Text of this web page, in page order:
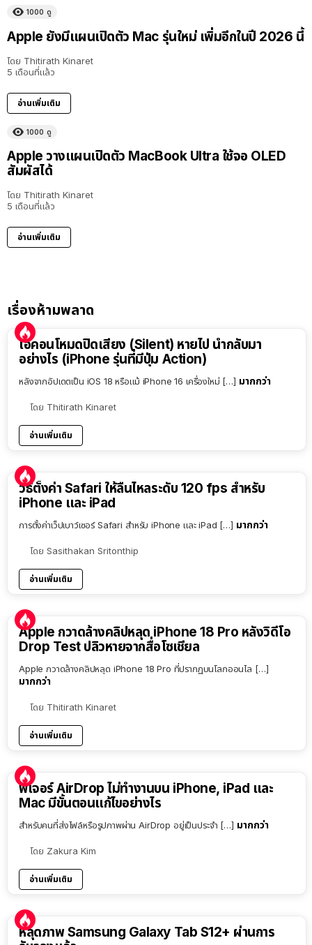
1000 ดู
Apple ยังมีแผนเปิดตัว Mac รุ่นใหม่ เพิ่มอีกในปี 2026 นี้
โดย Thitirath Kinaret
5 เดือนที่แล้ว
อ่านเพิ่มเติม
1000 ดู
Apple วางแผนเปิดตัว MacBook Ultra ใช้จอ OLED
สัมผัสได้
โดย Thitirath Kinaret
5 เดือนที่แล้ว
อ่านเพิ่มเติม
เรื่องห้ามพลาด
ไอคอนโหมดปิดเสียง (Silent) หายไป นำกลับมา
อย่างไร (iPhone รุ่นที่มีปุ่ม Action)
หลังจากอัปเดตเป็น iOS 18 หรือแม้ iPhone 16 เครื่องใหม่ […] มากกว่า
โดย Thitirath Kinaret
อ่านเพิ่มเติม
วิธีตั้งค่า Safari ให้ลื่นไหลระดับ 120 fps สำหรับ
iPhone และ iPad
การตั้งค่าเว็ปเบาว์เซอร์ Safari สำหรับ iPhone และ iPad […] มากกว่า
โดย Sasithakan Sritonthip
อ่านเพิ่มเติม
Apple กวาดล้างคลิปหลุด iPhone 18 Pro หลังวิดีโอ
Drop Test ปลิวหายจากสื่อโซเชียล
Apple กวาดล้างคลิปหลุด iPhone 18 Pro ที่ปรากฏบนโลกออนไล […]
มากกว่า
โดย Thitirath Kinaret
อ่านเพิ่มเติม
ฟีเจอร์ AirDrop ไม่ทำงานบน iPhone, iPad และ
Mac มีขั้นตอนแก้ไขอย่างไร
สำหรับคนที่ส่งไฟล์หรือรูปภาพผ่าน AirDrop อยู่เป็นประจำ […] มากกว่า
โดย Zakura Kim
อ่านเพิ่มเติม
หลุดภาพ Samsung Galaxy Tab S12+ ผ่านการ